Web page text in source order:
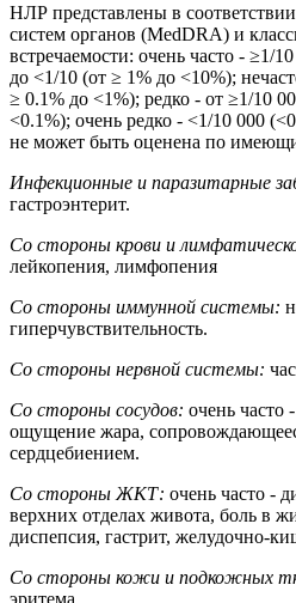
НЛР представлены в
систем органов (MedDRA) и
встречаемости: очень часто - ≥1/
до <1/10 (от ≥ 1% до <10%);
≥ 0.1% до <1%); редко - от ≥1/10
<0.1%); очень редко - <1/10 000
не может быть оценена по
Инфекционные и паразитарные
гастроэнтерит.
Со стороны крови и
лейкопения, лимфопения
Со стороны иммунной системы:
гиперчувствительность.
Со стороны нервной системы:
Со стороны сосудов: очень часто
ощущение жара,
сердцебиением.
Со стороны ЖКТ: очень часто -
верхних отделах живота, боль в
диспепсия, гастрит, желудочно-
Со стороны кожи и подкожных
эритема.